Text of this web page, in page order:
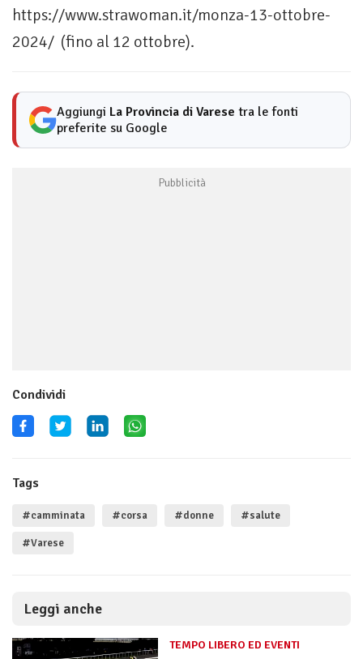
https://www.strawoman.it/monza-13-ottobre-
2024/ (fino al 12 ottobre).
Aggiungi La Provincia di Varese tra le fonti
preferite su Google
Condividi
Tags
#camminata #corsa #donne #salute
#Varese
Leggi anche
TEMPO LIBERO ED EVENTI